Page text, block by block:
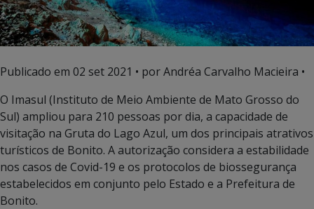
Publicado em 02 set 2021 • por Andréa Carvalho Macieira •
O Imasul (Instituto de Meio Ambiente de Mato Grosso do
Sul) ampliou para 210 pessoas por dia, a capacidade de
visitação na Gruta do Lago Azul, um dos principais atrativos
turísticos de Bonito. A autorização considera a estabilidade
nos casos de Covid-19 e os protocolos de biossegurança
estabelecidos em conjunto pelo Estado e a Prefeitura de
Bonito.